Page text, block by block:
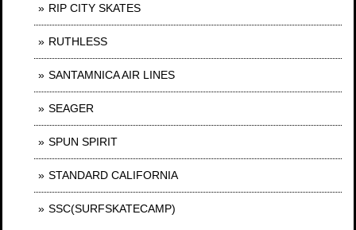
RIP CITY SKATES
RUTHLESS
SANTAMNICA AIR LINES
SEAGER
SPUN SPIRIT
STANDARD CALIFORNIA
SSC(SURFSKATECAMP)